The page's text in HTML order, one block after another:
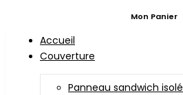
Mon Panier
Accueil
Couverture
Panneau sandwich isolé